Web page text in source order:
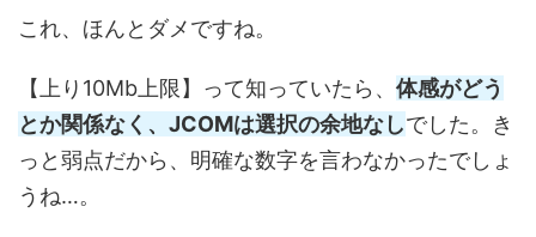
これ、ほんとダメですね。
【上り10Mb上限】って知っていたら、 体感がどう
とか関係なく、JCOMは選択の余地なしでした。き
っと弱点だから、明確な数字を言わなかったでしょ
うね…。